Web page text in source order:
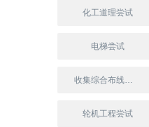
化工道理尝试
电梯尝试
收集综合布线尝试
轮机工程尝试